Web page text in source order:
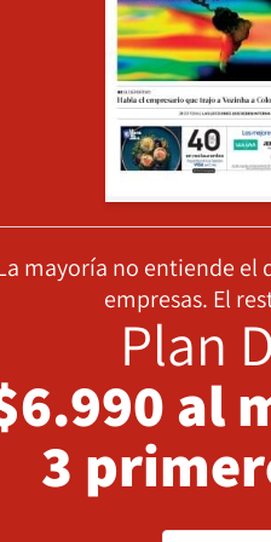
mayoría no entiende el
empresas. El
Plan
al
3